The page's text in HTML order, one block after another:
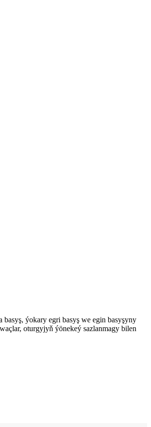
ýokary egri basyş we egin basyşyny
oturgyjyň ýönekeý sazlanmagy bilen